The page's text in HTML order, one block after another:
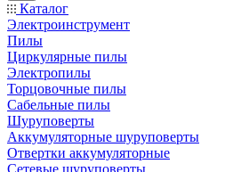
Каталог
Электроинструмент
Пилы
Циркулярные пилы
Электропилы
Торцовочные пилы
Сабельные пилы
Шуруповерты
Аккумуляторные шуруповерты
Отвертки аккумуляторные
Сетевые шуруповерты